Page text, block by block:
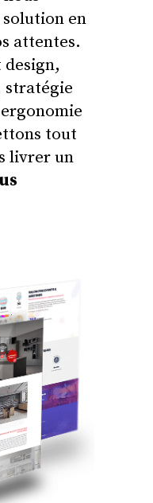
solution en
attentes.
stratégie
tout
livrer un